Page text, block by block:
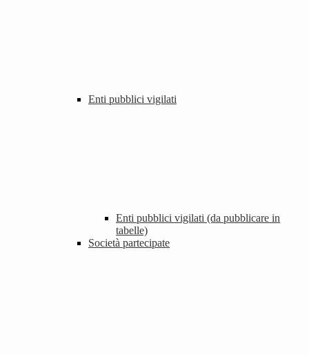
Enti pubblici vigilati
Enti pubblici vigilati (da pubblicare in
tabelle)
Società partecipate